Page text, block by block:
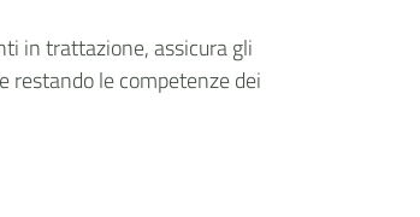
in trattazione, assicura gli
restando le competenze dei